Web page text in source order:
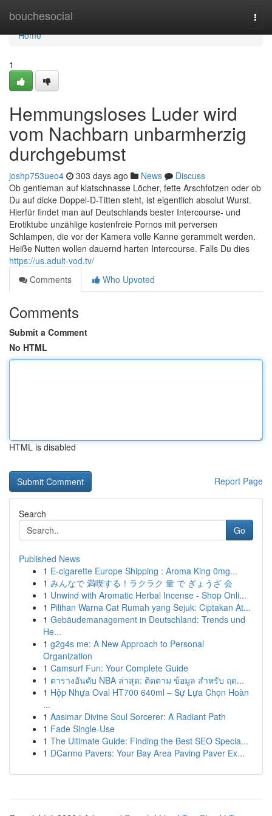
bouchesocial
Home
Home
1
Hemmungsloses Luder wird
vom Nachbarn unbarmherzig
durchgebumst
joshp753ueo4 303 days ago News
Discuss
Ob gentleman auf klatschnasse Löcher, fette Arschfotzen oder ob
Du auf dicke Doppel-D-Titten steht, ist eigentlich absolut Wurst.
Hierfür findet man auf Deutschlands bester Intercourse- und
Erotiktube unzählige kostenfreie Pornos mit perversen
Schlampen, die vor der Kamera volle Kanne gerammelt werden.
Heiße Nutten wollen dauernd harten Intercourse. Falls Du dies
https://us.adult-vod.tv/
Comments
Who Upvoted
Comments
Submit a Comment
No HTML
HTML is disabled
Report Page
Search
Go
Published News
1 E-cigarette Europe Shipping : Aroma King 0mg...
1 みんなで 満喫する！ラクラク 量 で ぎょうざ 会
1 Unwind with Aromatic Herbal Incense - Shop Onli...
1 Pilihan Warna Cat Rumah yang Sejuk: Ciptakan At...
1 Gebäudemanagement in Deutschland: Trends und
He...
1 g2g4s me: A New Approach to Personal
Organization
1 Camsurf Fun: Your Complete Guide
1 ตารางอันดับ NBA ล่าสุด: ติดตาม ข้อมูล สำหรับ ฤด...
1 Hộp Nhựa Oval HT700 640ml – Sự Lựa Chọn Hoàn
...
1 Aasimar Divine Soul Sorcerer: A Radiant Path
1 Fade Single-Use
1 The Ultimate Guide: Finding the Best SEO Specia...
1 DCarmo Pavers: Your Bay Area Paving Paver Ex...